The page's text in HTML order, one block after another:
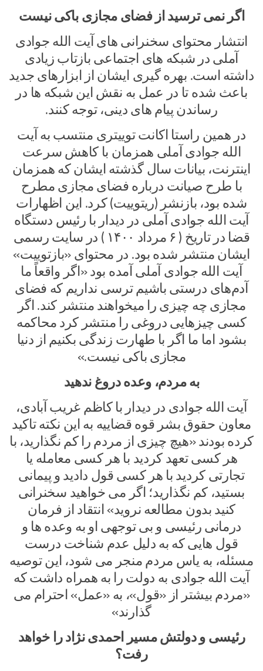
اگر نمی ترسید از فضای مجازی باکی نیست
انتشار محتوای سخنرانی های آیت الله جوادی
آملی در شبکه های اجتماعی بازتاب زیادی
داشته است. بهره گیری ایشان از ابزارهای جدید
باعث شده تا در عمل به نقش این شبکه ها در
رساندن پیام های دینی، توجه کنند.
در همین راستا اکانت توییتری منتسب به آیت
الله جوادی آملی همزمان با کاهش سرعت
اینترنت، بیانات سال گذشته ایشان که همزمان
با طرح صیانت درباره فضای مجازی مطرح
شده بود، بازنشر (ریتوییت) کرد. این اظهارات
آیت الله جوادی آملی در دیدار با رئیس دستگاه
قضا در تاریخ ( ۶ مرداد ۱۴۰۰ ) در سایت رسمی
ایشان منتشر شده بود. در محتوای «بازتوییت»
آیت الله جوادی آملی آمده بود «اگر واقعاً ما
آدم‌های درستی باشیم ترسی نداریم که فضای
مجازی چه چیزی را میخواهند منتشر کند. اگر
کسی چیزهایی دروغی را منتشر کرد محاکمه
بشود اما ما اگر با طهارت زندگی بکنیم از دنیا
مجازی باکی نیست.»
به مردم، وعده دروغ ندهید
آیت الله جوادی در دیدار با کاظم غریب آبادی،
معاون حقوق بشر قوه قضاییه به این نکته تاکید
کرده بودند «هیچ چیزی از مردم را کم نگذارید، با
هر کسی تعهد کردید با هر کسی معامله یا
تجارتی کردید با هر کسی قول دادید و پیمانی
بستید، کم نگذارید؛ اگر می خواهید سخنرانی
کنید بدون مطالعه نروید» انتقاد از فرمان
درمانی رئیسی و بی توجهی او به وعده ها و
قول هایی که به دلیل عدم شناخت درست
مسئله، به یاس مردم منجر می شود، این توصیه
آیت الله جوادی به دولت را به همراه داشت که
«مردم بیشتر از «قول»، به «عمل» احترام می
گذارند»
رئیسی و دولتش مسیر احمدی نژاد را خواهد
رفت؟